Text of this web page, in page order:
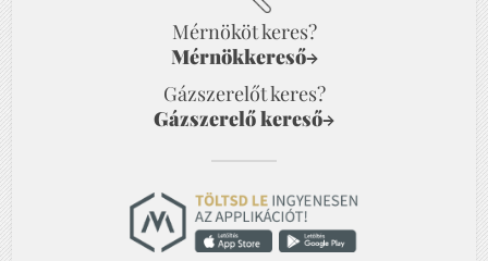
Mérnököt keres?
Mérnökkereső→
Gázszerelőt keres?
Gázszerelő kereső→